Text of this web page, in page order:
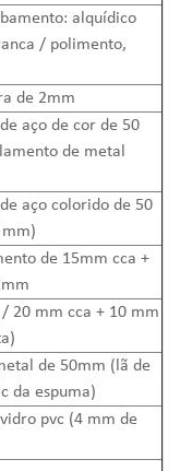
alquídico
/ polimento,
de 2mm
aço de cor de 50
de metal
aço colorido de 50
de 15mm cca +
20 mm cca + 10 mm
de 50mm (lã de
da espuma)
pvc (4 mm de